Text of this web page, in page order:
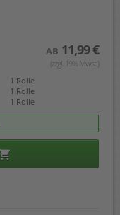
AB 11,99 €
(zzgl. 19% Mwst.)
1 Rolle
1 Rolle
1 Rolle